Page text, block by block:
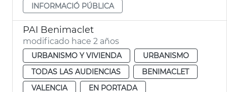
INFORMACIÓ PÚBLICA
PAI Benimaclet
modificado hace 2 años
URBANISMO Y VIVIENDA
URBANISMO
TODAS LAS AUDIENCIAS
BENIMACLET
VALENCIA
EN PORTADA